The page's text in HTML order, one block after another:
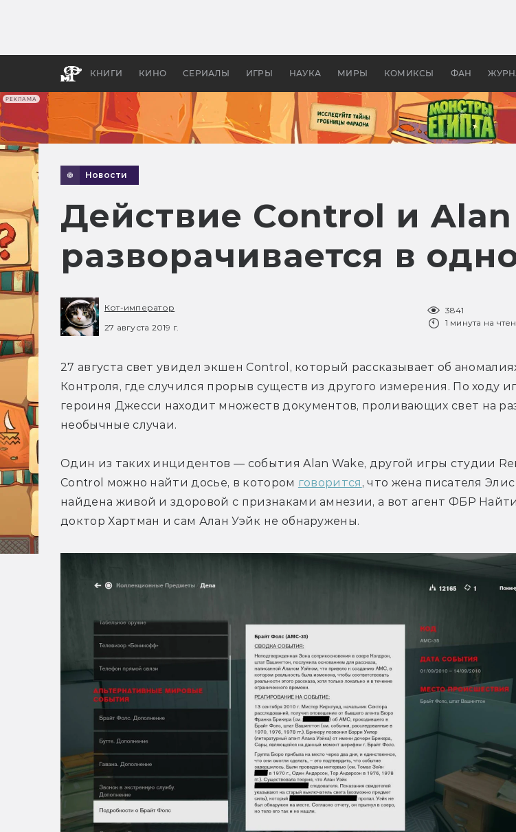
РЕКЛАМА
КНИГИ КИНО СЕРИАЛЫ ИГРЫ НАУКА МИРЫ КОМИКСЫ ФАН
бы «Властелина колец»
Новости
Действие Control и
разворачивается в
Кот-император
27 августа 2019 г.
3841
1 минута на
27 августа свет увидел экшен Control, который рассказывает об
Контроля, где случился прорыв существ из другого измерения. По ходу
героиня Джесси находит множеств документов, проливающих свет на
необычные случаи.
Один из таких инцидентов — события Alan Wake, другой игры студии
Control можно найти досье, в котором говорится , что жена писателя
найдена живой и здоровой с признаками амнезии, а вот агент ФБР
доктор Хартман и сам Алан Уэйк не обнаружены.